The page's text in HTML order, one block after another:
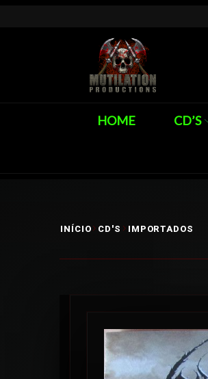
HOME CD’S
INÍCIO CD'S IMPORTADOS